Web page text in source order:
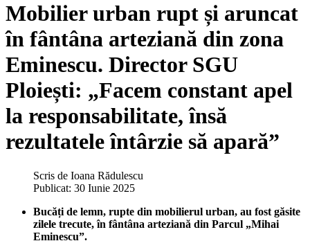
Mobilier urban rupt și aruncat
în fântâna arteziană din zona
Eminescu. Director SGU
Ploiești: „Facem constant apel
la responsabilitate, însă
rezultatele întârzie să apară”
Scris de Ioana Rădulescu
Publicat: 30 Iunie 2025
Bucăți de lemn, rupte din mobilierul urban, au fost găsite
zilele trecute, în fântâna arteziană din Parcul „Mihai
Eminescu”.